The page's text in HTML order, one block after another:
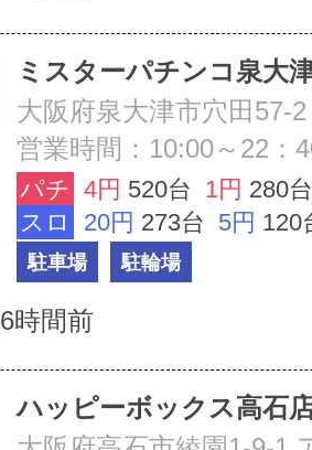
ミスターパチンコ泉大
大阪府泉大津市穴田57-2
営業時間：10:00～22：
パチ 4円 520台 1円 280台
スロ
20円 273台 5円 120
駐車場 駐輪場
6時間前
ハッピーボックス高石